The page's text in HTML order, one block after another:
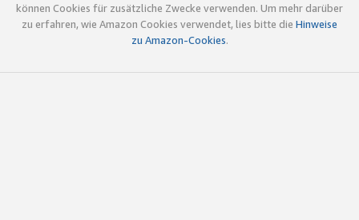
können Cookies für zusätzliche Zwecke verwenden. Um mehr darüber
zu erfahren, wie Amazon Cookies verwendet, lies bitte die Hinweise
zu Amazon-Cookies.